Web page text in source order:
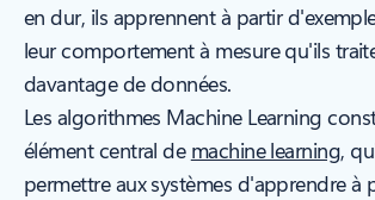
en dur, ils apprennent à partir
leur comportement à mesure qu'ils
davantage de données.
Les algorithmes Machine Learning
élément central de machine learning,
permettre aux systèmes d'apprendre à